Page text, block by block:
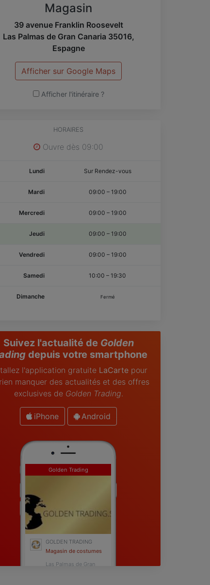
Magasin
39 avenue Franklin Roosevelt
Las Palmas de Gran Canaria 35016,
Espagne
Afficher sur Google Maps
Afficher l'itinéraire ?
HORAIRES
Ouvre dès 09:00
Lundi Sur Rendez-vous
Mardi 09:00 – 19:00
Mercredi 09:00 – 19:00
Jeudi 09:00 – 19:00
Vendredi 09:00 – 19:00
Samedi 10:00 – 19:30
Dimanche Fermé
Suivez l'actualité de Golden
depuis votre smartphone
l'application gratuite LaCartepour
manquer des actualités et des offres
exclusives de Golden Trading.
iPhone Android
Golden Trading
GOLDEN TRADING
Magasin de costumes
Las Palmas de Gran